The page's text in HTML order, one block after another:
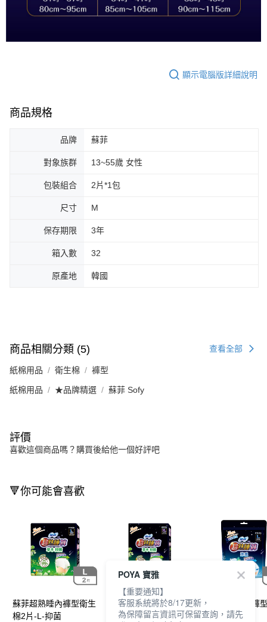
顯示電腦版詳細說明
商品規格
品牌 蘇菲
對象族群 13~55歲 女性
包裝組合 2片*1包
尺寸 M
保存期限 3年
箱入數 32
原產地 韓國
商品相關分類 (5) 查看全部
紙棉用品 衛生棉 褲型
紙棉用品 ★品牌精選 蘇菲 Sofy
評價
喜歡這個商品嗎？購買後給他一個好評吧
🔻你可能會喜歡
蘇菲超熟睡內褲型衛生
棉2片-L-抑菌
蘇菲超熟睡內褲型衛生
棉2片-XL-抑菌
蘇菲超熟睡內褲
棉2片-L-涼感
POYA 寶雅
【重要通知】
客服系統將於8/17更新，
為保障留言資訊可保留查詢，請先